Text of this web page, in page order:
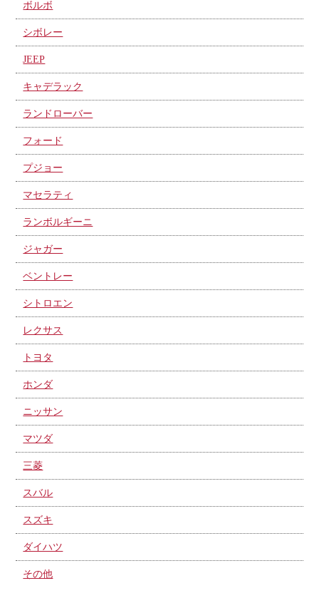
ボルボ
シボレー
JEEP
キャデラック
ランドローバー
フォード
プジョー
マセラティ
ランボルギーニ
ジャガー
ベントレー
シトロエン
レクサス
トヨタ
ホンダ
ニッサン
マツダ
三菱
スバル
スズキ
ダイハツ
その他